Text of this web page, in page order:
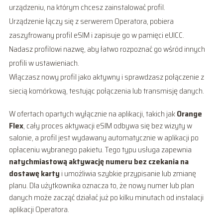
urządzeniu, na którym chcesz zainstalować profil.
Urządzenie łączy się z serwerem Operatora, pobiera
zaszyfrowany profil eSIM i zapisuje go w pamięci eUICC.
Nadasz profilowi nazwę, aby łatwo rozpoznać go wśród innych
profili w ustawieniach.
Włączasz nowy profil jako aktywny i sprawdzasz połączenie z
siecią komórkową, testując połączenia lub transmisję danych.
W ofertach opartych wyłącznie na aplikacji, takich jakOrange
Flex, cały proces aktywacji eSIM odbywa się bez wizyty w
salonie, a profil jest wydawany automatycznie w aplikacji po
opłaceniu wybranego pakietu. Tego typu usługa zapewnia
natychmiastową aktywację numeru bez czekania na
dostawę karty i umożliwia szybkie przypisanie lub zmianę
planu. Dla użytkownika oznacza to, że nowy numer lub plan
danych może zacząć działać już po kilku minutach od instalacji
aplikacji Operatora.